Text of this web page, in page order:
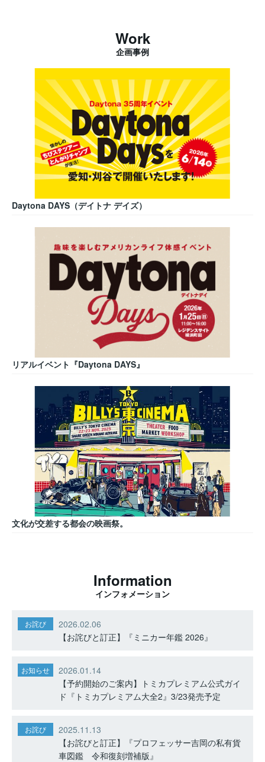
Work
企画事例
Daytona DAYS（デイトナ デイズ）
リアルイベント『Daytona DAYS』
文化が交差する都会の映画祭。
Information
インフォメーション
お詫び
2026.02.06
【お詫びと訂正】『ミニカー年鑑 2026』
お知らせ
2026.01.14
【予約開始のご案内】トミカプレミアム公式ガイ
ド『トミカプレミアム大全2』3/23発売予定
お詫び
2025.11.13
【お詫びと訂正】『プロフェッサー吉岡の私有貨
車図鑑 令和復刻増補版』